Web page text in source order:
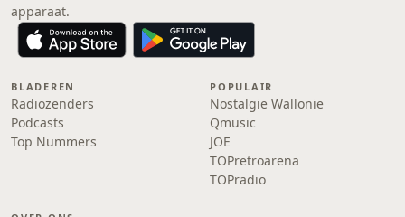
apparaat.
BLADEREN
Radiozenders
Podcasts
Top Nummers
POPULAIR
Nostalgie Wallonie
Qmusic
JOE
TOPretroarena
TOPradio